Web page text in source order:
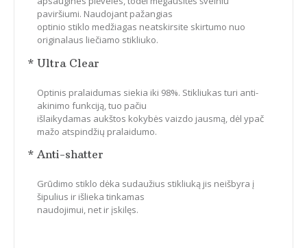
paviršiumi. Naudojant pažangias
optinio stiklo medžiagas neatskirsite skirtumo nuo
originalaus liečiamo stikliuko.
* Ultra Clear
Optinis pralaidumas siekia iki 98%. Stikliukas turi anti-
akinimo funkciją, tuo pačiu
išlaikydamas aukštos kokybės vaizdo jausmą, dėl ypač
mažo atspindžių pralaidumo.
* Anti-shatter
Grūdimo stiklo dėka sudaužius stikliuką jis neišbyra į
šipulius ir išlieka tinkamas
naudojimui, net ir įskilęs.